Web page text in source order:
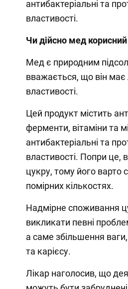
антибактеріальні та
властивості.
Чи дійсно мед корисний
Мед є природним
вважається, що він має
властивості.
Цей продукт містить
ферменти, вітаміни та
антибактеріальні та
властивості. Попри це,
цукру, тому його варто
помірних кількостях.
Надмірне споживання
викликати певні
а саме збільшення
та карієсу.
Лікар наголосив, що